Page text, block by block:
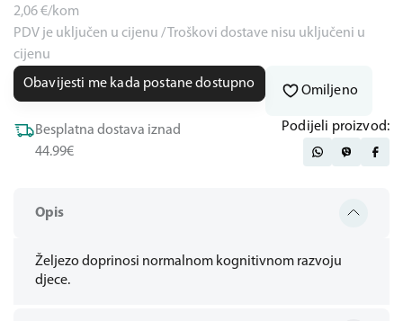
Opis
Željezo doprinosi normalnom kognitivnom razvoju
djece.
2,06€/kom
PDV je uključen u cijenu / Troškovi dostave nisu uključeni u
cijenu
Obavijesti me kada postane dostupno
Omiljeno
Besplatna dostava iznad
44.99€
Podijeli proizvod: